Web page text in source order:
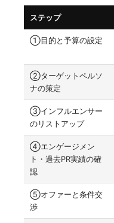
ステップ
①目的と予算の設定
②ターゲットペルソ
ナの策定
③インフルエンサー
のリストアップ
④エンゲージメン
ト・過去PR実績の確
認
⑤オファーと条件交
渉